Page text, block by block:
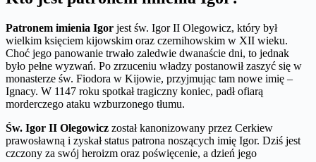
Patronem imienia Igor jest św. Igor II Olegowicz, który był
wielkim księciem kijowskim oraz czernihowskim w XII wieku.
Choć jego panowanie trwało zaledwie dwanaście dni, to jednak
było pełne wyzwań. Po zrzuceniu władzy postanowił zaszyć się w
monasterze św. Fiodora w Kijowie, przyjmując tam nowe imię –
Ignacy. W 1147 roku spotkał tragiczny koniec, padł ofiarą
morderczego ataku wzburzonego tłumu.
Św. Igor II Olegowicz został kanonizowany przez Cerkiew
prawosławną i zyskał status patrona noszących imię Igor. Dziś jest
czczony za swój heroizm oraz poświęcenie, a dzień jego